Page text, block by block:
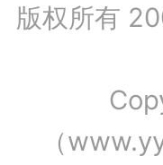
版权所有
（